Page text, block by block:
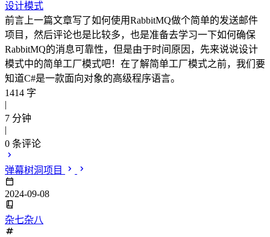
设计模式
前言上一篇文章写了如何使用RabbitMQ做个简单的发送邮件
项目，然后评论也是比较多，也是准备去学习一下如何确保
RabbitMQ的消息可靠性，但是由于时间原因，先来说说设计
模式中的简单工厂模式吧！在了解简单工厂模式之前，我们要
知道C#是一款面向对象的高级程序语言。
1414 字
|
7 分钟
|
0 条评论
弹幕树洞项目
2024-09-08
杂七杂八